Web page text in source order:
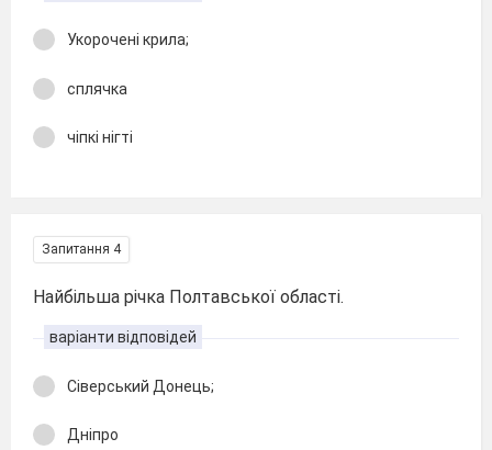
Укорочені крила;
сплячка
чіпкі нігті
Запитання 4
Найбільша річка Полтавської області.
варіанти відповідей
Сіверський Донець;
Дніпро